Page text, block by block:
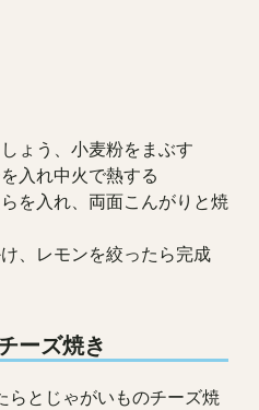
ょう、小麦粉をまぶす
入れ中火で熱する
を入れ、両面こんがりと焼
、レモンを絞ったら完成
ーズ焼き
らとじゃがいものチーズ焼